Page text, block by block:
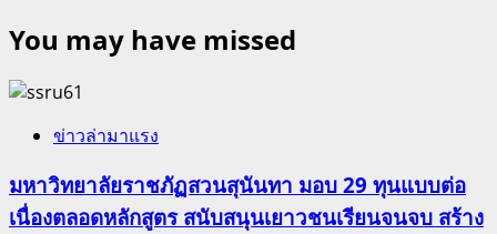
You may have missed
ข่าวล่ามาแรง
มหาวิทยาลัยราชภัฏสวนสุนันทา มอบ 29 ทุนแบบต่อ
เนื่องตลอดหลักสูตร สนับสนุนเยาวชนเรียนจนจบ สร้าง